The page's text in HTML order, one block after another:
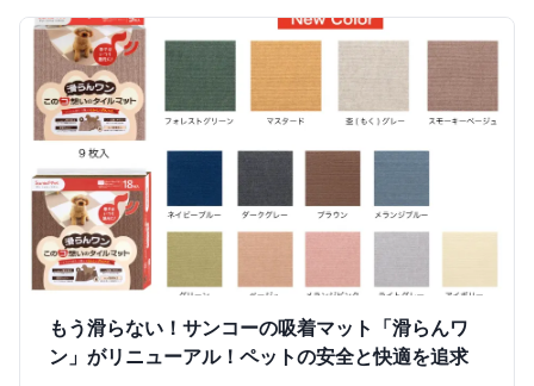
もう滑らない！サンコーの吸着マット「滑らんワ
ン」がリニューアル！ペットの安全と快適を追求